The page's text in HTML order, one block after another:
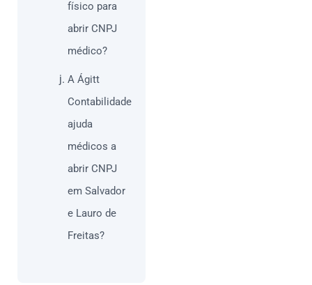
físico para
abrir CNPJ
médico?
A Ágitt
Contabilidade
ajuda
médicos a
abrir CNPJ
em Salvador
e Lauro de
Freitas?